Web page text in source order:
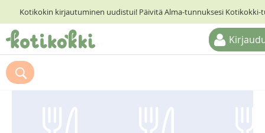
Kotikokin kirjautuminen uudistui! Päivitä Alma-tunnuksesi Kotikokki-
ETUSIVU
RESEPTIHAKU
Suosittelemme myös